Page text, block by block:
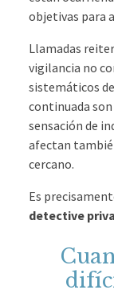
objetivas para
Llamadas
vigilancia no
sistemáticos
continuada
sensación de
afectan
cercano.
Es
detective